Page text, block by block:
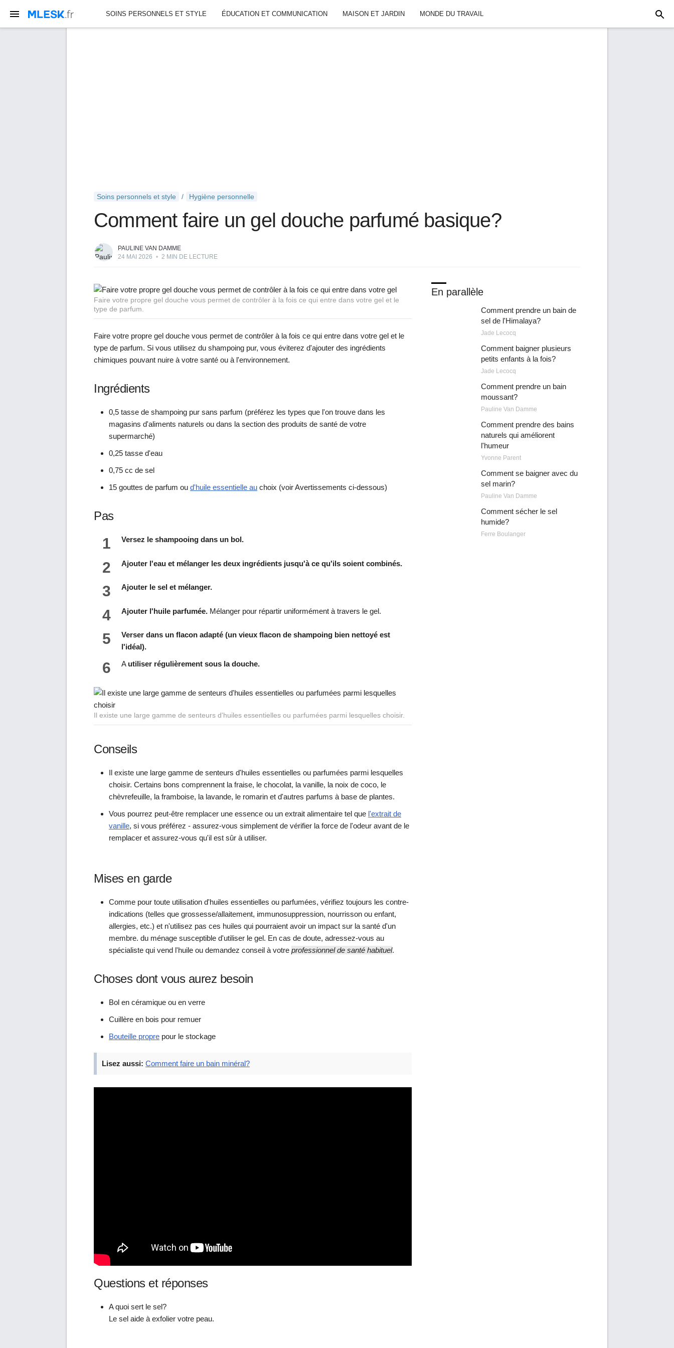
SOINS PERSONNELS ET STYLE ÉDUCATION ET COMMUNICATION MAISON ET JARDIN MONDE DU TRAVAIL
Soins personnels et style Hygiène personnelle
Comment faire un gel douche parfumé basique?
PAULINE VAN DAMME
24 MAI 2026 • 2 MIN DE LECTURE
Faire votre propre gel douche vous permet de contrôler à la fois ce qui entre dans votre gel et le
type de parfum.
Faire votre propre gel douche vous permet de contrôler à la fois ce qui entre dans votre gel et le
type de parfum. Si vous utilisez du shampoing pur, vous éviterez d'ajouter des ingrédients
chimiques pouvant nuire à votre santé ou à l'environnement.
Ingrédients
0,5 tasse de shampoing pur sans parfum (préférez les types que l'on trouve dans les
magasins d'aliments naturels ou dans la section des produits de santé de votre
supermarché)
0,25 tasse d'eau
0,75 cc de sel
15 gouttes de parfum ou d'huile essentielle au choix (voir Avertissements ci-dessous)
Pas
1 Versez le shampooing dans un bol.
2 Ajouter l'eau et mélanger les deux ingrédients jusqu'à ce qu'ils soient combinés.
3 Ajouter le sel et mélanger.
4 Ajouter l'huile parfumée. Mélanger pour répartir uniformément à travers le gel.
5
Verser dans un flacon adapté (un vieux flacon de shampoing bien nettoyé est
l'idéal).
6 A utiliser régulièrement sous la douche.
Il existe une large gamme de senteurs d'huiles essentielles ou parfumées parmi lesquelles choisir.
Conseils
Il existe une large gamme de senteurs d'huiles essentielles ou parfumées parmi lesquelles
choisir. Certains bons comprennent la fraise, le chocolat, la vanille, la noix de coco, le
chèvrefeuille, la framboise, la lavande, le romarin et d'autres parfums à base de plantes.
Vous pourrez peut-être remplacer une essence ou un extrait alimentaire tel que l'extrait de
vanille, si vous préférez - assurez-vous simplement de vérifier la force de l'odeur avant de le
remplacer et assurez-vous qu'il est sûr à utiliser.
Mises en garde
Comme pour toute utilisation d'huiles essentielles ou parfumées, vérifiez toujours les contre-
indications (telles que grossesse/allaitement, immunosuppression, nourrisson ou enfant,
allergies, etc.) et n'utilisez pas ces huiles qui pourraient avoir un impact sur la santé d'un
membre. du ménage susceptible d'utiliser le gel. En cas de doute, adressez-vous au
spécialiste qui vend l'huile ou demandez conseil à votre professionnel de santé habituel.
Choses dont vous aurez besoin
Bol en céramique ou en verre
Cuillère en bois pour remuer
Bouteille propre pour le stockage
Lisez aussi: Comment faire un bain minéral?
Questions et réponses
A quoi sert le sel?
Le sel aide à exfolier votre peau.
En parallèle
Comment prendre un bain de
sel de l'Himalaya?
Jade Lecocq
Comment baigner plusieurs
petits enfants à la fois?
Jade Lecocq
Comment prendre un bain
moussant?
Pauline Van Damme
Comment prendre des bains
naturels qui améliorent
l'humeur
Yvonne Parent
Comment se baigner avec du
sel marin?
Pauline Van Damme
Comment sécher le sel
humide?
Ferre Boulanger